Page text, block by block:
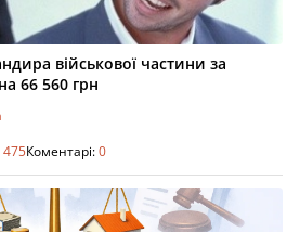
військової частини за
66 560 грн
475Коментарі:0